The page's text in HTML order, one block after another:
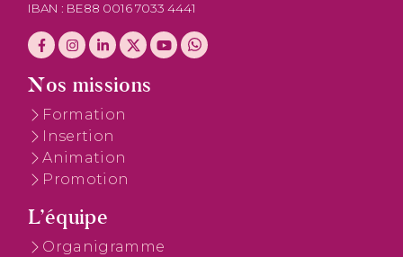
IBAN : BE88 0016 7033 4441
Nos missions
Formation
Insertion
Animation
Promotion
L’équipe
Organigramme